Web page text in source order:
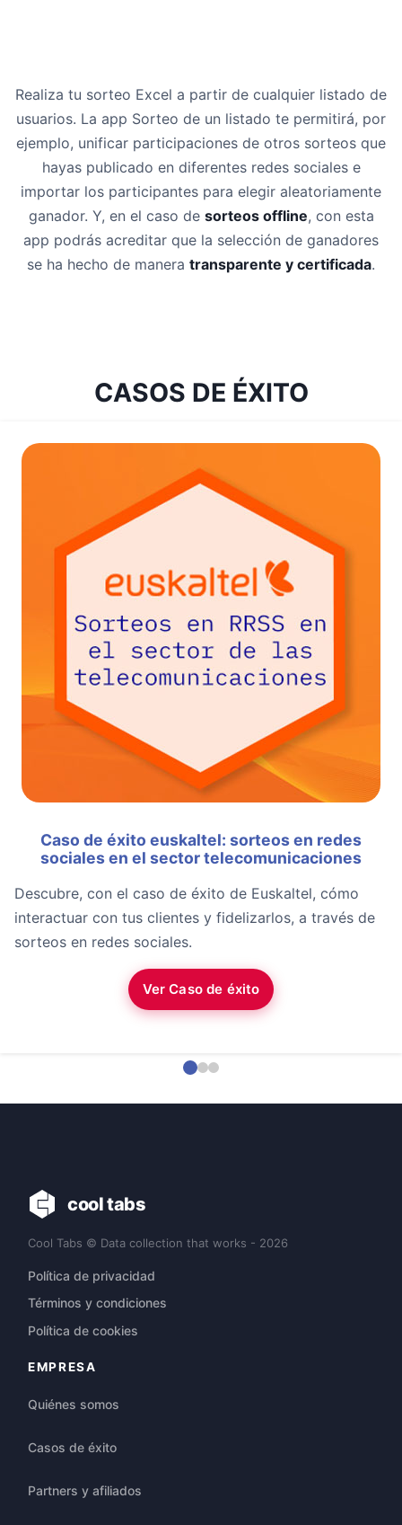
Realiza tu sorteo Excel a partir de cualquier listado de
usuarios. La app Sorteo de un listado te permitirá, por
ejemplo, unificar participaciones de otros sorteos que
hayas publicado en diferentes redes sociales e
importar los participantes para elegir aleatoriamente
ganador. Y, en el caso de sorteos offline, con esta
app podrás acreditar que la selección de ganadores
se ha hecho de manera transparente y certificada.
CASOS DE ÉXITO
Caso de éxito euskaltel: sorteos en redes
sociales en el sector telecomunicaciones
Descubre, con el caso de éxito de Euskaltel, cómo
interactuar con tus clientes y fidelizarlos, a través de
sorteos en redes sociales.
Ver Caso de éxito
cool tabs
Cool Tabs © Data collection that works - 2026
Política de privacidad
Términos y condiciones
Política de cookies
EMPRESA
Quiénes somos
Casos de éxito
Partners y afiliados